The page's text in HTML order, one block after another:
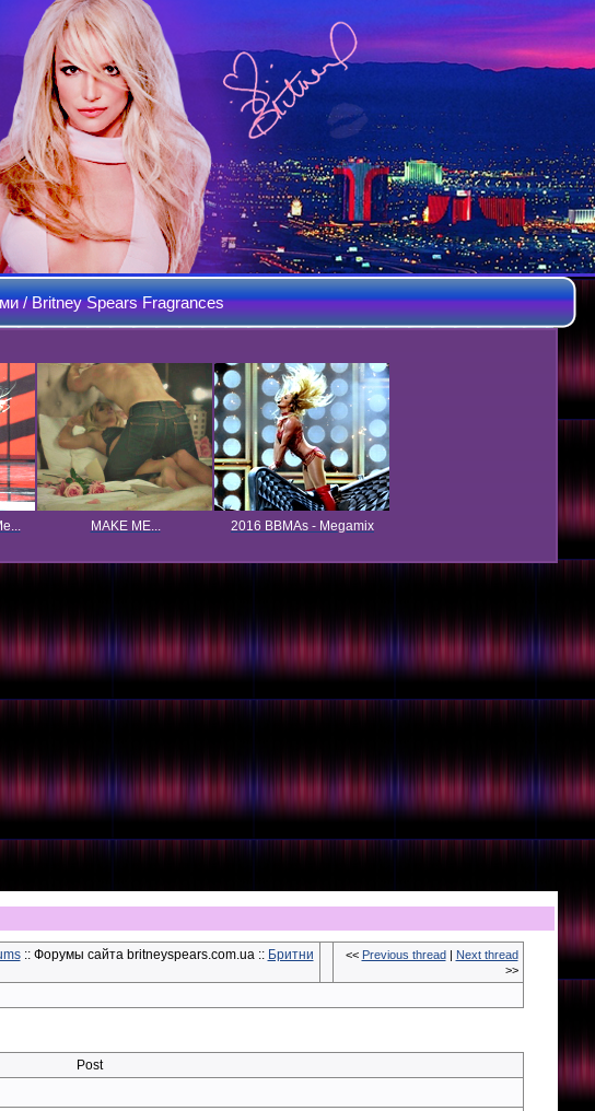
/ Britney Spears Fragrances
MAKE ME... 2016 BBMAs - Megamix
:: Форумы сайта britneyspears.com.ua :: Бритни
<< Previous thread| Next thread
>>
Post